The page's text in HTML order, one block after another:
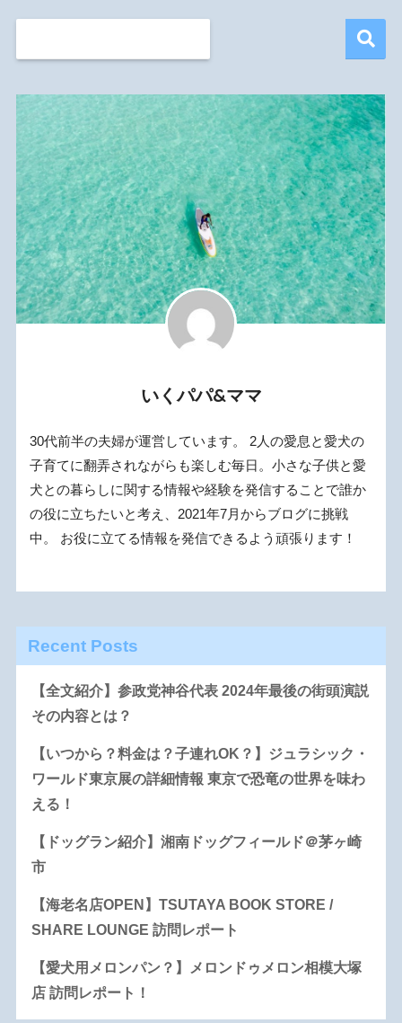
いくパパ&ママ
30代前半の夫婦が運営しています。 2人の愛息と愛犬の
子育てに翻弄されながらも楽しむ毎日。小さな子供と愛
犬との暮らしに関する情報や経験を発信することで誰か
の役に立ちたいと考え、2021年7月からブログに挑戦
中。 お役に立てる情報を発信できるよう頑張ります！
Recent Posts
【全文紹介】参政党神谷代表 2024年最後の街頭演説
その内容とは？
【いつから？料金は？子連れOK？】ジュラシック・
ワールド東京展の詳細情報 東京で恐竜の世界を味わ
える！
【ドッグラン紹介】湘南ドッグフィールド＠茅ヶ崎
市
【海老名店OPEN】TSUTAYA BOOK STORE /
SHARE LOUNGE 訪問レポート
【愛犬用メロンパン？】メロンドゥメロン相模大塚
店 訪問レポート！